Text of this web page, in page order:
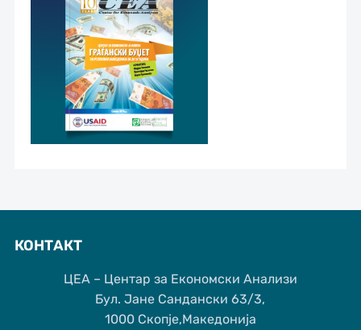
КОНТАКТ
ЦЕА – Центар за Економски Анализи
Бул. Јане Сандански 63/3,
1000 Скопје,Македонија